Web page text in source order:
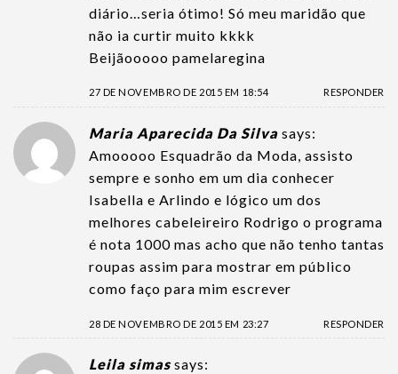
diário…seria ótimo! Só meu maridão que
não ia curtir muito kkkk
Beijãooooo pamelaregina
27 DE NOVEMBRO DE 2015 EM 18:54 RESPONDER
Maria Aparecida Da Silva says:
Amooooo Esquadrão da Moda, assisto
sempre e sonho em um dia conhecer
Isabella e Arlindo e lógico um dos
melhores cabeleireiro Rodrigo o programa
é nota 1000 mas acho que não tenho tantas
roupas assim para mostrar em público
como faço para mim escrever
28 DE NOVEMBRO DE 2015 EM 23:27 RESPONDER
Leila simas says: